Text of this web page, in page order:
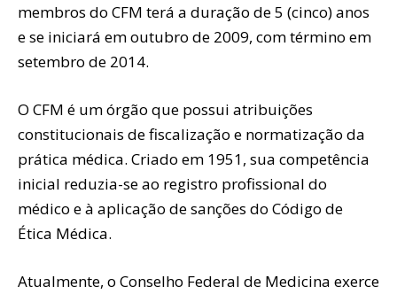
membros do CFM terá a duração de 5 (cinco) anos
e se iniciará em outubro de 2009, com término em
setembro de 2014.
O CFM é um órgão que possui atribuições
constitucionais de fiscalização e normatização da
prática médica. Criado em 1951, sua competência
inicial reduzia-se ao registro profissional do
médico e à aplicação de sanções do Código de
Ética Médica.
Atualmente, o Conselho Federal de Medicina exerce